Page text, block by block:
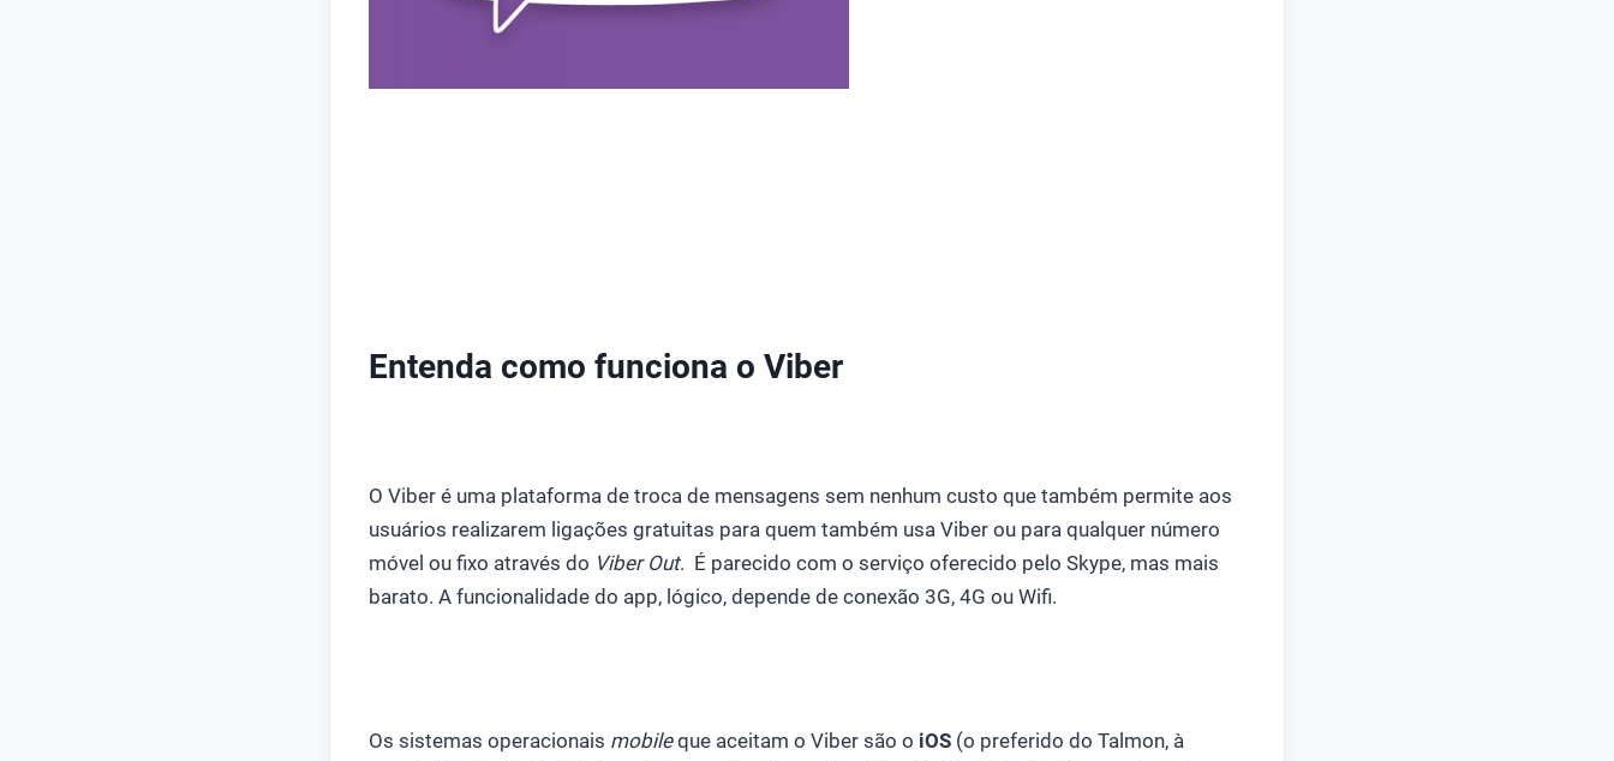
Entenda como funciona o Viber
O Viber é uma plataforma de troca de mensagens sem nenhum custo que também permite aos
usuários realizarem ligações gratuitas para quem também usa Viber ou para qualquer número
móvel ou fixo através do Viber Out. É parecido com o serviço oferecido pelo Skype, mas mais
barato. A funcionalidade do app, lógico, depende de conexão 3G, 4G ou Wifi.
Os sistemas operacionais mobileque aceitam o Viber são o iOS (o preferido do Talmon, à